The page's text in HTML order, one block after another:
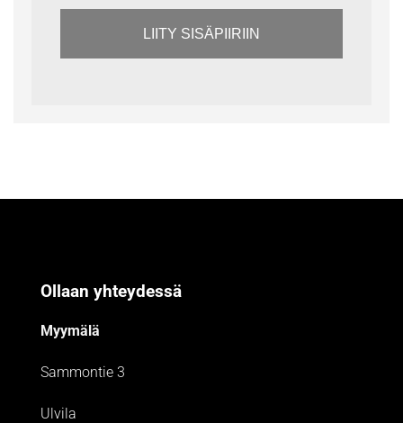
LIITY SISÄPIIRIIN
Ollaan yhteydessä
Myymälä
Sammontie 3
Ulvila